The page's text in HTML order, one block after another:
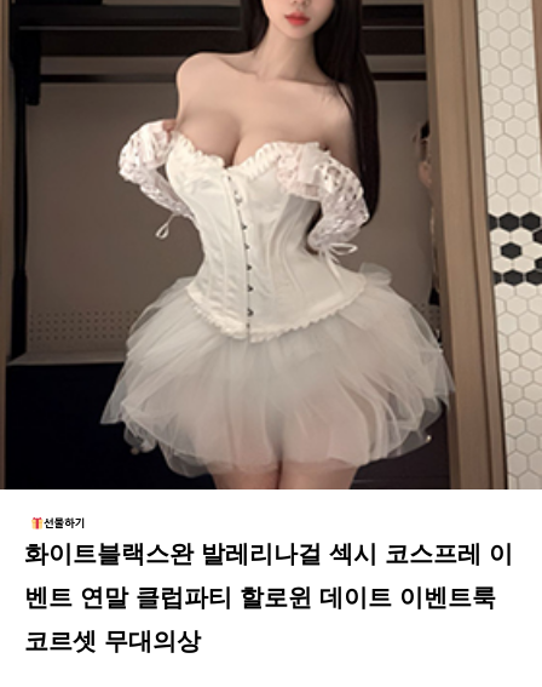
화이트블랙스완 발레리나걸 섹시 코스프레 이
벤트 연말 클럽파티 할로윈 데이트 이벤트룩
코르셋 무대의상